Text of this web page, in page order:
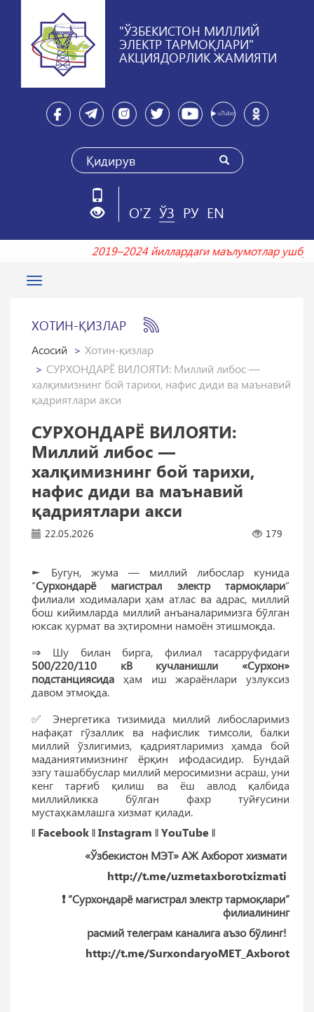
"ЎЗБЕКИСТОН МИЛЛИЙ
ЭЛЕКТР ТАРМОҚЛАРИ"
АКЦИЯДОРЛИК ЖАМИЯТИ
O'Z ЎЗ РУ EN
2019–2024 йиллардаги маълумотлар
Toggle
ХОТИН-ҚИЗЛАР
Асосий
Хотин-қизлар
СУРХОНДАРЁ ВИЛОЯТИ: Миллий либос —
халқимизнинг бой тарихи, нафис диди ва маънавий
қадриятлари акси
СУРХОНДАРЁ ВИЛОЯТИ:
Миллий либос —
халқимизнинг бой тарихи,
нафис диди ва маънавий
қадриятлари акси
22.05.2026 179
► Бугун, жума — миллий либослар кунида
“Сурхондарё магистрал электр тармоқлари”
филиали ходималари ҳам атлас ва адрас, миллий
бош кийимларда миллий анъаналаримизга бўлган
юксак ҳурмат ва эҳтиромни намоён этишмоқда.
⇒ Шу билан бирга, филиал тасарруфидаги
500/220/110 кВ кучланишли «Сурхон»
подстанциясида ҳам иш жараёнлари узлуксиз
давом этмоқда.
✅ Энергетика тизимида миллий либосларимиз
нафақат гўзаллик ва нафислик тимсоли, балки
миллий ўзлигимиз, қадриятларимиз ҳамда бой
маданиятимизнинг ёрқин ифодасидир. Бундай
эзгу ташаббуслар миллий меросимизни асраш, уни
кенг тарғиб қилиш ва ёш авлод қалбида
миллийликка бўлган фахр туйғусини
мустаҳкамлашга хизмат қилади.
‖ Facebook‖Instagram ‖YouTube‖
«Ўзбекистон МЭТ» АЖ Ахборот хизмати
http://t.me/uzmetaxborotxizmati
❗️ “Сурхондарё магистрал электр тармоқлари”
филиалининг
расмий телеграм каналига аъзо бўлинг!
http://t.me/SurxondaryoMET_Axborot